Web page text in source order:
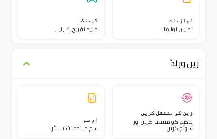
لوازمات
نمایاں لوازمات
گیمنگ
مزید تفریح ​​کے لیے
زین ورلڈ
زین کو منتقل کریں
پیکیج کو منتخب کریں اور
سوئچ کریں
ای سم
سم مینجمنٹ سینٹر